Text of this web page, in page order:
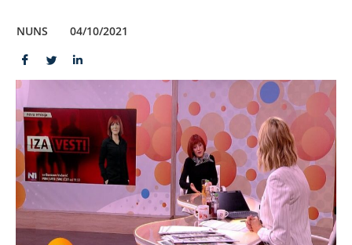
NUNS 04/10/2021